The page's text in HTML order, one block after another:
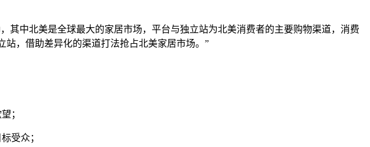
其中北美是全球最大的家居市场，平台与独立站为北美消费者的主要购物渠道，消费
，借助差异化的渠道打法抢占北美家居市场。”
；
受众；